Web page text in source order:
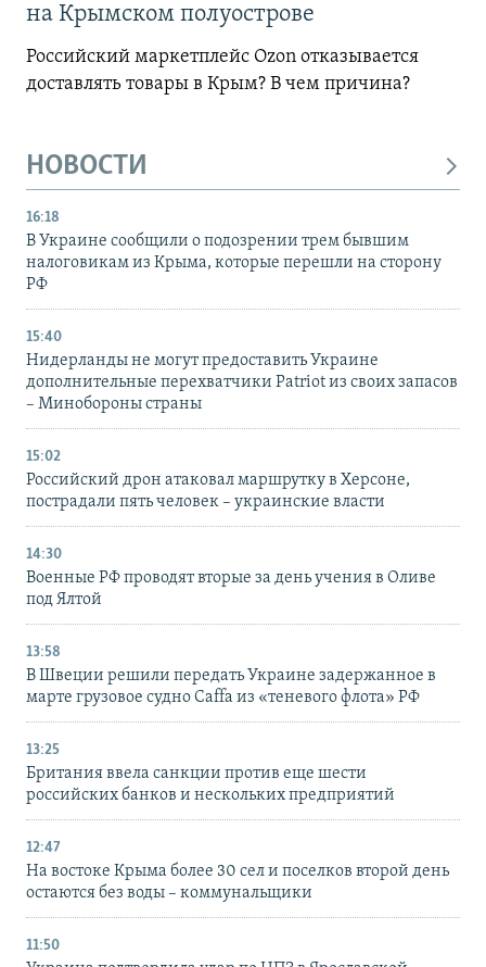
на Крымском полуострове
Российский маркетплейс Ozon отказывается
доставлять товары в Крым? В чем причина?
НОВОСТИ
16:18
В Украине сообщили о подозрении трем бывшим
налоговикам из Крыма, которые перешли на сторону
РФ
15:40
Нидерланды не могут предоставить Украине
дополнительные перехватчики Patriot из своих запасов
– Минобороны страны
15:02
Российский дрон атаковал маршрутку в Херсоне,
пострадали пять человек – украинские власти
14:30
Военные РФ проводят вторые за день учения в Оливе
под Ялтой
13:58
В Швеции решили передать Украине задержанное в
марте грузовое судно Caffa из «теневого флота» РФ
13:25
Британия ввела санкции против еще шести
российских банков и нескольких предприятий
12:47
На востоке Крыма более 30 сел и поселков второй день
остаются без воды – коммунальщики
11:50